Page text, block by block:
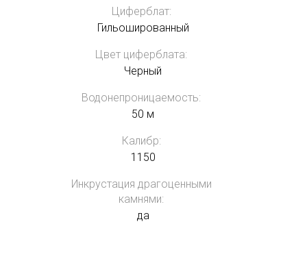
Циферблат:
Гильошированный
Цвет циферблата:
Черный
Водонепроницаемость:
50 м
Калибр:
1150
Инкрустация драгоценными
камнями:
да